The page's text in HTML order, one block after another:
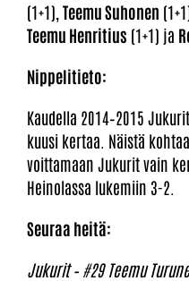
(1+1), Teemu Suhonen
Teemu Henritius (1+1) ja
Nippelitieto:
Kaudella 2014–2015
kuusi kertaa. Näistä
voittamaan Jukurit vain
Heinolassa lukemiin 3-2.
Seuraa heitä:
Jukurit – #29 Teemu